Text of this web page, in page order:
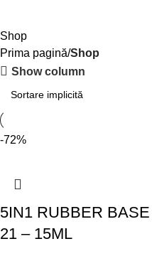
Shop
Prima pagină Shop
Show column
-72%
5IN1 RUBBER BASE
21 – 15ML